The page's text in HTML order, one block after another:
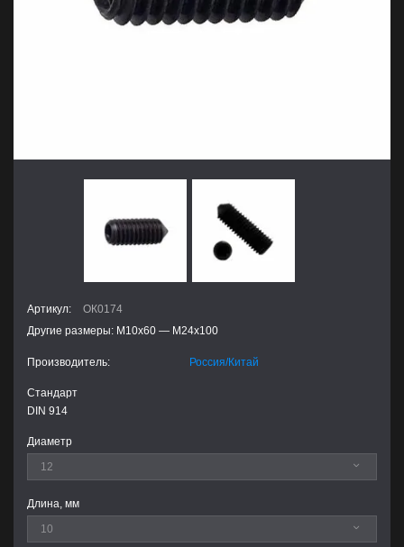
Артикул:
ОК0174
Другие размеры: М10х60 — М24х100
Производитель: Россия/Китай
Стандарт
DIN 914
Диаметр
Длина, мм